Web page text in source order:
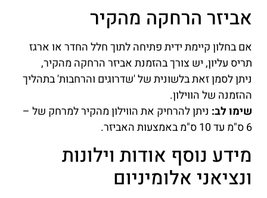
אביזר הרחקה מהקיר
אם בחלון קיימת ידית פתיחה לתוך חלל החדר או ארגז
תריס עליון, יש צורך בהזמנת אביזר הרחקה מהקיר,
ניתן לסמן זאת בלשונית של 'שדרוגים והרחבות' בתהליך
ההזמנה של הווילון.
שימו לב: ניתן להרחיק את הווילון מהקיר למרחק של –
6 ס"מ עד 10 ס"מ באמצעות האביזר.
מידע נוסף אודות וילונות
ונציאני אלומיניום